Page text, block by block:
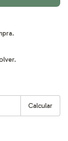
Calcular